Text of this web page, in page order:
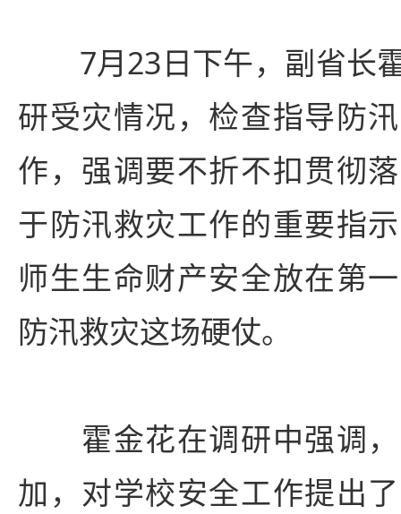
7月23日下午，副省长
研受灾情况，检查指导防
作，强调要不折不扣贯彻
于防汛救灾工作的重要指
师生生命财产安全放在第
防汛救灾这场硬仗。
霍金花在调研中强调，
加，对学校安全工作提出